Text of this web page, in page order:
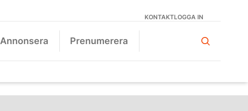
KONTAKTLOGGA IN
Annonsera Prenumerera